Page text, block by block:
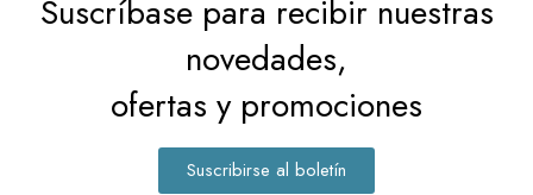
Suscríbase para recibir nuestras
novedades,
ofertas y promociones
Suscribirse al boletín